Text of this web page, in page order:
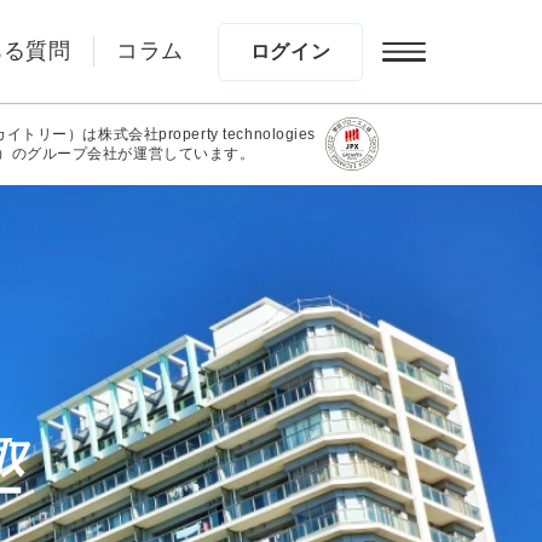
質問 コラム ログイン
イトリー）は株式会社property technologies
のグループ会社が運営しています。